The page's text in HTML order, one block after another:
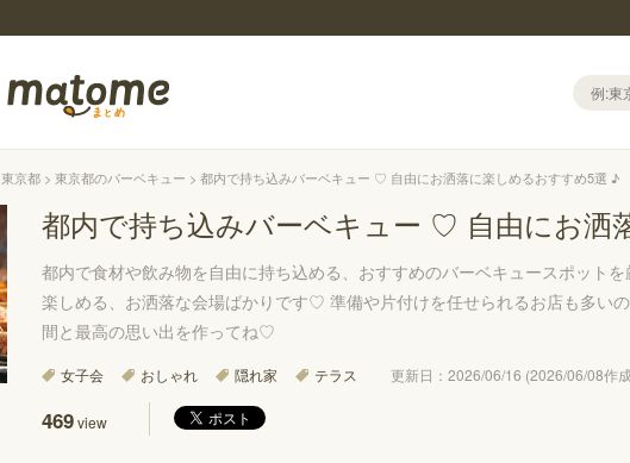
東京都 東京都のバーベキュー 都内で持ち込みバーベキュー ♡ 自由にお洒落に楽しめるおすすめ5選 ♪
都内で持ち込みバーベキュー ♡ 自由にお洒
都内で食材や飲み物を自由に持ち込める、おすすめのバーベキュースポット
楽しめる、お洒落な会場ばかりです♡ 準備や片付けを任せられるお店も多い
間と最高の思い出を作ってね♡
女子会 おしゃれ 隠れ家 テラス 更新日：2026/06/16 (2026/06/08作
469view